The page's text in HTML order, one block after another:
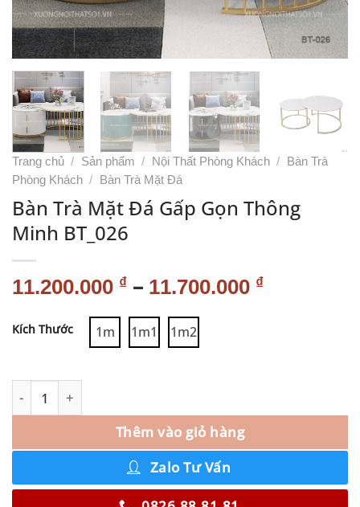
Trang chủ / Sản phẩm / Nội Thất Phòng Khách /
Bàn Trà
Phòng Khách / Bàn Trà Mặt Đá
Bàn Trà Mặt Đá Gấp Gọn Thông
Minh BT_026
11.200.000 ₫ – 11.700.000 ₫
Kích Thước 1m 1m1 1m2
Thêm vào giỏ hàng
Zalo Tư Vấn